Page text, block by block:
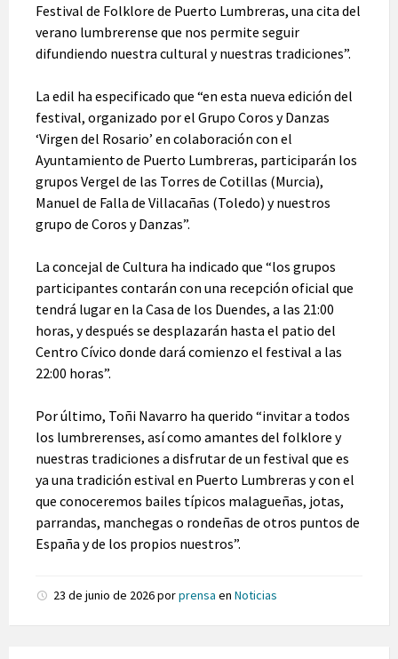
Festival de Folklore de Puerto Lumbreras, una cita del
verano lumbrerense que nos permite seguir
difundiendo nuestra cultural y nuestras tradiciones”.
La edil ha especificado que “en esta nueva edición del
festival, organizado por el Grupo Coros y Danzas
‘Virgen del Rosario’ en colaboración con el
Ayuntamiento de Puerto Lumbreras, participarán los
grupos Vergel de las Torres de Cotillas (Murcia),
Manuel de Falla de Villacañas (Toledo) y nuestros
grupo de Coros y Danzas”.
La concejal de Cultura ha indicado que “los grupos
participantes contarán con una recepción oficial que
tendrá lugar en la Casa de los Duendes, a las 21:00
horas, y después se desplazarán hasta el patio del
Centro Cívico donde dará comienzo el festival a las
22:00 horas”.
Por último, Toñi Navarro ha querido “invitar a todos
los lumbrerenses, así como amantes del folklore y
nuestras tradiciones a disfrutar de un festival que es
ya una tradición estival en Puerto Lumbreras y con el
que conoceremos bailes típicos malagueñas, jotas,
parrandas, manchegas o rondeñas de otros puntos de
España y de los propios nuestros”.
23 de junio de 2026porprensa en Noticias